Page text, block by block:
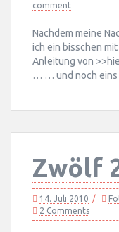
comment
Nachdem meine
ich ein bisschen
Anleitung von
… … und noch
Zwölf
14. Juli 2010
2 Comments